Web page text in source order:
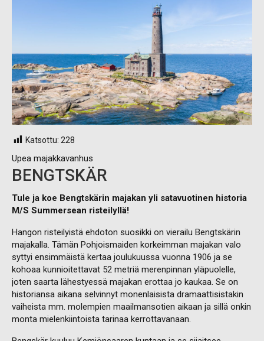
Katsottu: 228
Upea majakkavanhus
BENGTSKÄR
Tule ja koe Bengtskärin majakan yli satavuotinen historia
M/S Summersean risteilyllä!
Hangon risteilyistä ehdoton suosikki on vierailu Bengtskärin
majakalla. Tämän Pohjoismaiden korkeimman majakan valo
syttyi ensimmäistä kertaa joulukuussa vuonna 1906 ja se
kohoaa kunnioitettavat 52 metriä merenpinnan yläpuolelle,
joten saarta lähestyessä majakan erottaa jo kaukaa. Se on
historiansa aikana selvinnyt monenlaisista dramaattisistakin
vaiheista mm. molempien maailmansotien aikaan ja sillä onkin
monta mielenkiintoista tarinaa kerrottavanaan.